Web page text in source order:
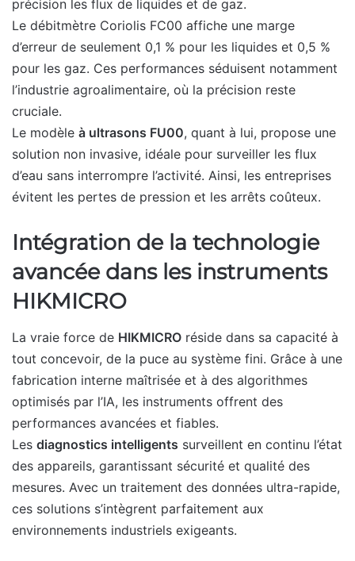
précision les flux de liquides et de gaz.
Le débitmètre Coriolis FC00 affiche une marge
d’erreur de seulement 0,1 % pour les liquides et 0,5 %
pour les gaz. Ces performances séduisent notamment
l’industrie agroalimentaire, où la précision reste
cruciale.
Le modèle à ultrasons FU00, quant à lui, propose une
solution non invasive, idéale pour surveiller les flux
d’eau sans interrompre l’activité. Ainsi, les entreprises
évitent les pertes de pression et les arrêts coûteux.
Intégration de la technologie
avancée dans les instruments
HIKMICRO
La vraie force de HIKMICRO réside dans sa capacité à
tout concevoir, de la puce au système fini. Grâce à une
fabrication interne maîtrisée et à des algorithmes
optimisés par l’IA, les instruments offrent des
performances avancées et fiables.
Les diagnostics intelligents surveillent en continu l’état
des appareils, garantissant sécurité et qualité des
mesures. Avec un traitement des données ultra-rapide,
ces solutions s’intègrent parfaitement aux
environnements industriels exigeants.